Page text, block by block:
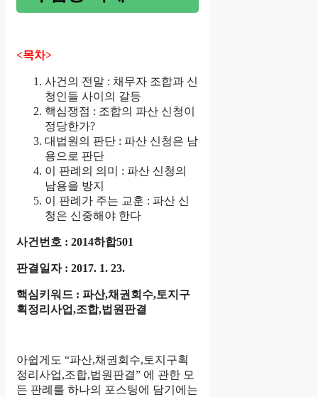
<목차>
사건의 전말 : 채무자 조합과 신
청인들 사이의 갈등
핵심쟁점 : 조합의 파산 신청이
정당한가?
대법원의 판단 : 파산 신청은 남
용으로 판단
이 판례의 의미 : 파산 신청의
남용을 방지
이 판례가 주는 교훈 : 파산 신
청은 신중해야 한다
사건번호 : 2014하합501
판결일자 : 2017. 1. 23.
핵심키워드 : 파산,채권회수,토지구
획정리사업,조합,법원판결
아쉽게도 “파산,채권회수,토지구획
정리사업,조합,법원판결” 에 관한 모
든 판례를 하나의 포스팅에 담기에는